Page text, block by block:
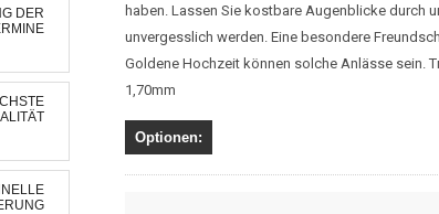
haben. Lassen Sie kostbare Augenblicke durch
unvergesslich werden. Eine besondere
Goldene Hochzeit können solche Anlässe sein.
1,70mm
Optionen:
DER